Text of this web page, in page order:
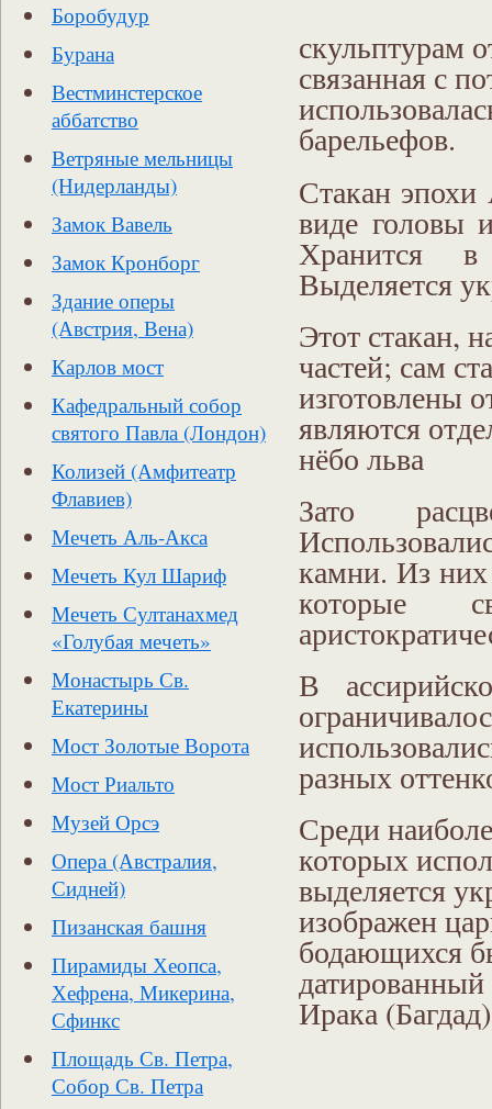
Боробудур
Бурана
Вестминстерское
аббатство
Ветряные мельницы
(Нидерланды)
Замок Вавель
Замок Кронборг
Здание оперы
(Австрия, Вена)
Карлов мост
Кафедральный собор
святого Павла (Лондон)
Колизей (Амфитеатр
Флавиев)
Мечеть Аль-Акса
Мечеть Кул Шариф
Мечеть Султанахмед
«Голубая мечеть»
Монастырь Св.
Екатерины
Мост Золотые Ворота
Мост Риальто
Музей Орсэ
Опера (Австралия,
Сидней)
Пизанская башня
Пирамиды Хеопса,
Хефрена, Микерина,
Сфинкс
Площадь Св. Петра,
Собор Св. Петра
скульптурам
связанная с
барельефов.
Стакан
виде головы
Хранится
Выделяется
Этот стакан,
частей; сам
изготовлены
являются
нёбо льва
Зато
камни. Из них
которые
В
разных
Среди
которых
выделяется
изображен
бодающихся
Ирака